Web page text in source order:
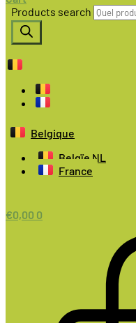
Products search
Belgique
Belgïe NL
France
€0,00 0